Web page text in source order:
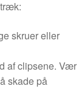
skruer eller
af clipsene. Vær
skade på